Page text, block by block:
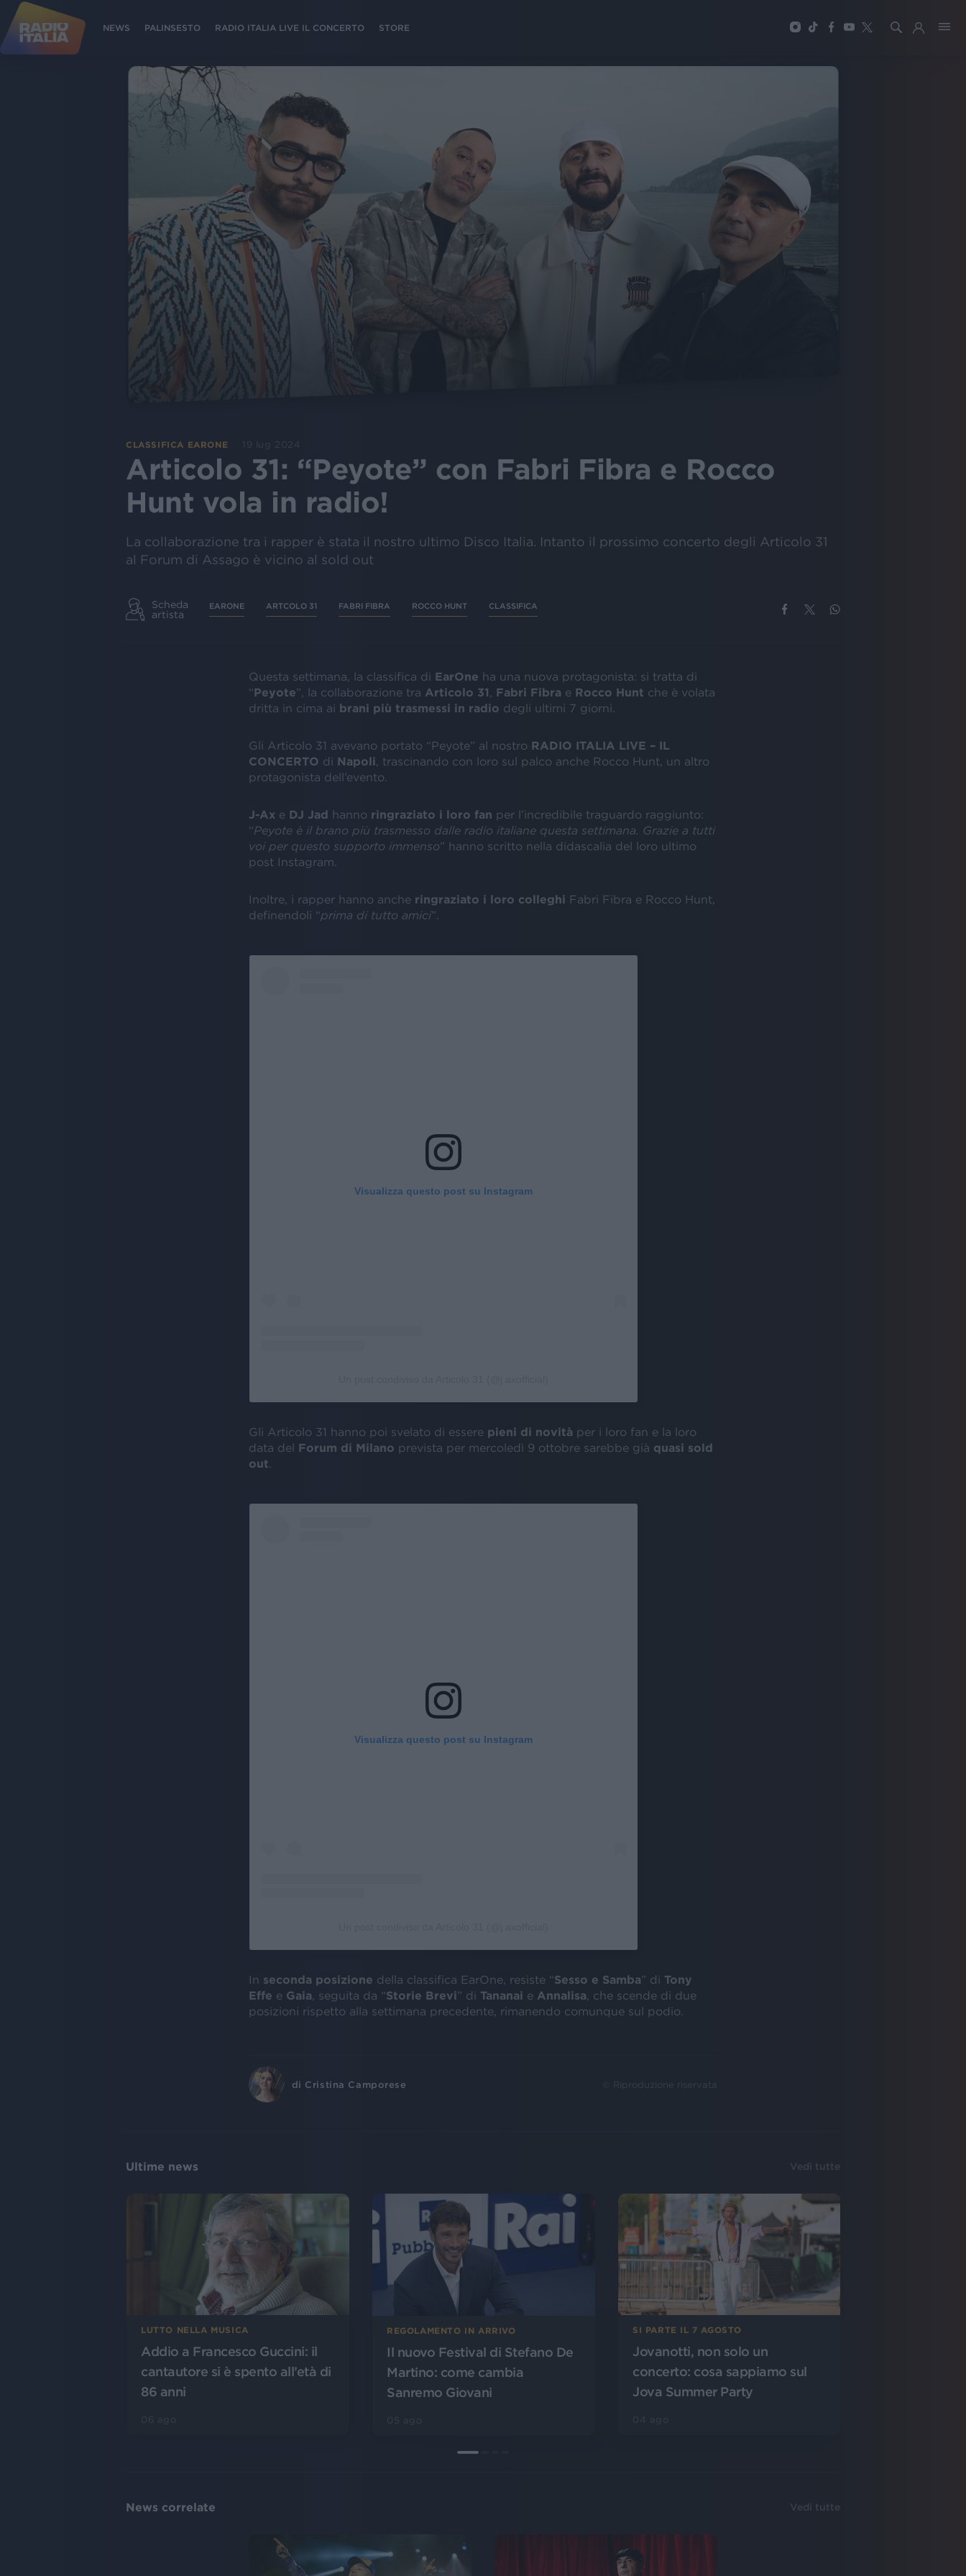
NEWS PALINSESTO RADIO ITALIA LIVE IL CONCERTO STORE
CLASSIFICA EARONE 19 lug 2024
Articolo 31: “Peyote” con Fabri Fibra e Rocco
Hunt vola in radio!
La collaborazione tra i rapper è stata il nostro ultimo Disco Italia. Intanto il prossimo concerto degli Articolo 31
al Forum di Assago è vicino al sold out
Scheda
artista
EARONE ARTCOLO 31 FABRI FIBRA ROCCO HUNT CLASSIFICA
Questa settimana, la classifica di EarOne ha una nuova protagonista: si tratta di
“Peyote”, la collaborazione tra Articolo 31 Fabri Fibra e Rocco Hunt che è volata
dritta in cima ai brani più trasmessi in radio degli ultimi 7 giorni.
Gli Articolo 31 avevano portato “Peyote” al nostro RADIO ITALIA LIVE – IL
CONCERTO di Napoli , trascinando con loro sul palco anche Rocco Hunt, un altro
protagonista dell’evento.
J-Ax e DJ Jad hanno ringraziato i loro fan per l’incredibile traguardo raggiunto:
“Peyote è il brano più trasmesso dalle radio italiane questa settimana. Grazie a tutti
voi per questo supporto immenso” hanno scritto nella didascalia del loro ultimo
post Instagram.
Inoltre, i rapper hanno anche ringraziato i loro colleghi Fabri Fibra e Rocco Hunt,
definendoli “prima di tutto amici”.
Visualizza questo post su Instagram
Gli Articolo 31 hanno poi svelato di essere pieni di novità per i loro fan e la loro
data del Forum di Milano prevista per mercoledì 9 ottobre sarebbe già quasi sold
out
Visualizza questo post su Instagram
In seconda posizione della classifica EarOne, resiste “Sesso e Samba” di Tony
Effe e Gaia , seguita da “Storie Brevi” di Tananai e Annalisa , che scende di due
posizioni rispetto alla settimana precedente, rimanendo comunque sul podio.
di Cristina Camporese © Riproduzione riservata
Ultime news Vedi tutte
LUTTO NELLA MUSICA
Addio a Francesco Guccini: il
cantautore si è spento all’età di
86 anni
REGOLAMENTO IN ARRIVO
Il nuovo Festival di Stefano De
Martino: come cambia
Sanremo Giovani
SI PARTE IL 7 AGOSTO
Jovanotti, non solo un
concerto: cosa sappiamo sul
Jova Summer Party
News correlate Vedi tutte